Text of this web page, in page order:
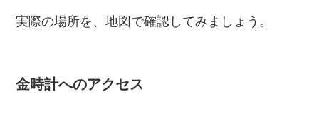
実際の場所を、地図で確認してみましょう。
金時計へのアクセス